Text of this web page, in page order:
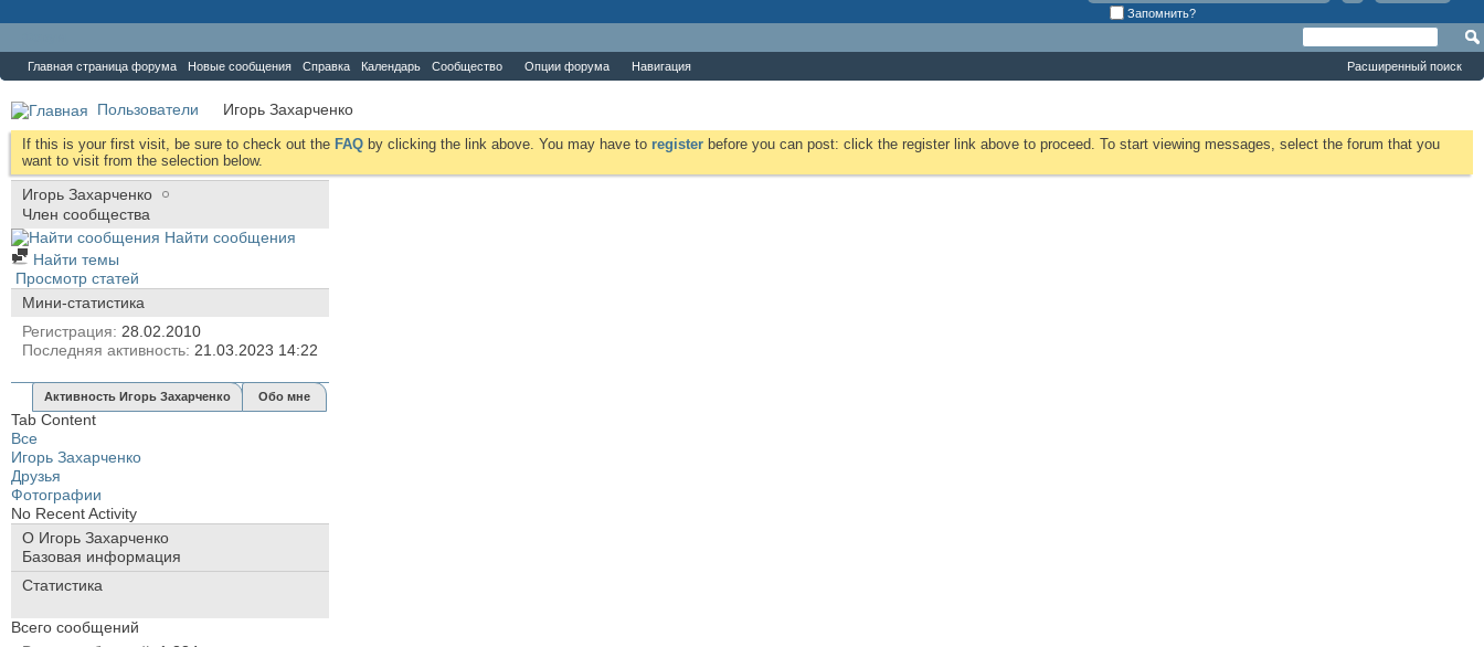
Запомнить?
Главная страница форума Новые сообщения Справка Календарь Сообщество Опции форума Навигация Расширенный поиск
Пользователи Игорь Захарченко
If this is your first visit, be sure to check out the FAQ by clicking the link above. You may have to register before you can post: click the register link above to proceed. To start viewing messages, select the forum that you
want to visit from the selection below.
Игорь Захарченко
Член сообщества
Найти сообщения
Найти темы
Просмотр статей
Мини-статистика
Регистрация 28.02.2010
Последняя активность 21.03.2023 14:22
Активность Игорь Захарченко Обо мне
Tab Content
Все
Игорь Захарченко
Друзья
Фотографии
No Recent Activity
О Игорь Захарченко
Базовая информация
Статистика
Всего сообщений